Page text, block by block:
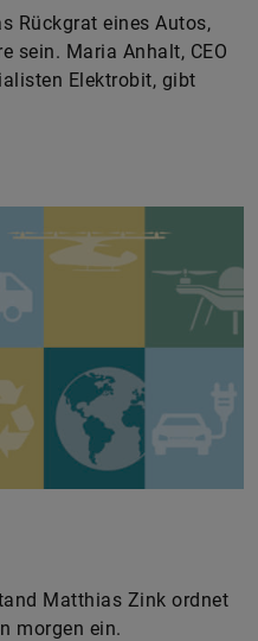
Rückgrat eines Autos,
sein. Maria Anhalt, CEO
Elektrobit, gibt
Matthias Zink ordnet
morgen ein.